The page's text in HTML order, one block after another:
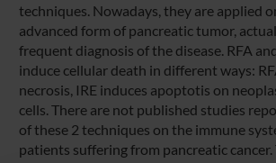
techniques. Nowadays, they are applied
advanced form of pancreatic tumor,
frequent diagnosis of the disease. RFA
induce cellular death in different ways:
necrosis, IRE induces apoptotis on
cells. There are not published studies
of these 2 techniques on the immune
patients suffering from pancreatic cancer.